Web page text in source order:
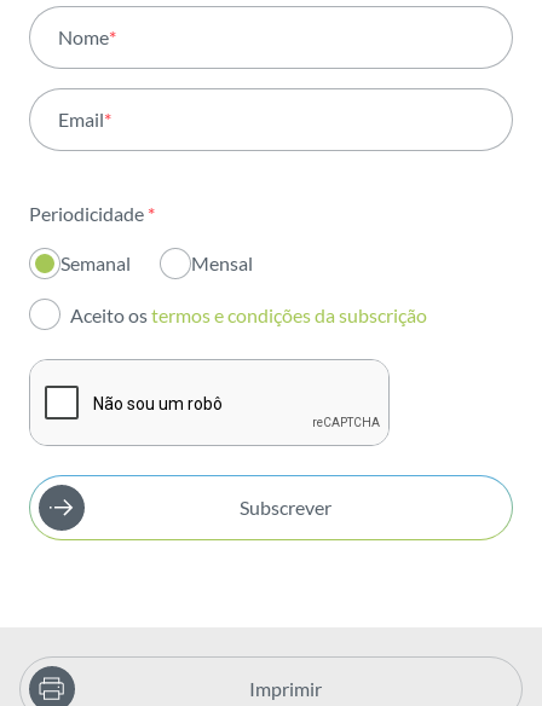
Atividade
Institucional
Inovação
Investidores
Publicações
Nome*
Email*
Periodicidade *
Semanal Mensal
Aceito ostermos e condições da subscrição
Subscrever
Imprimir